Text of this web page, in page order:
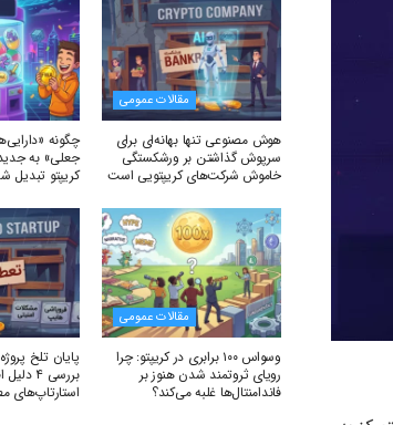
مقالات عمومی
هوش مصنوعی تنها بهانه‌ای برای
سرپوش گذاشتن بر ورشکستگی
خاموش شرکت‌های کریپتویی است
چگونه
جعلی» به
کریپتو تبدیل
مقالات عمومی
وسواس ۱۰۰ برابری در کریپتو: چرا
رویای ثروتمند شدن هنوز بر
فاندامنتال‌ها غلبه می‌کند؟
پایان تلخ
بررسی
استارتاپ‌های